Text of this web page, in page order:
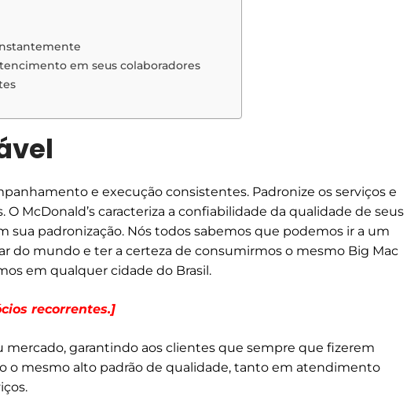
em seus colaboradores
e execução consistentes. Padronize os serviços e
McDonald’s caracteriza a confiabilidade da qualidade de seus
sua padronização. Nós todos sabemos que podemos ir a um
do mundo e ter a certeza de consumirmos o mesmo Big Mac
em qualquer cidade do Brasil.
recorrentes.]
mercado, garantindo aos clientes que sempre que fizerem
o mesmo alto padrão de qualidade, tanto em atendimento